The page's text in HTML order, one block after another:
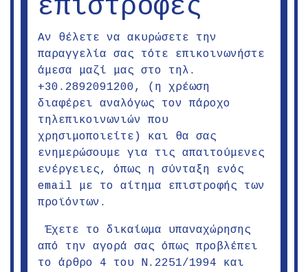
επιστροφές
Αν θέλετε να ακυρώσετε την
παραγγελία σας τότε επικοινωνήστε
άμεσα μαζί μας στο τηλ.
+30.2892091200,
(η χρέωση
διαφέρει αναλόγως τον πάροχο
τηλεπικοινωνιών που
χρησιμοποιείτε) και θα σας
ενημερώσουμε για τις απαιτούμενες
ενέργειες, όπως η σύνταξη ενός
email με το αίτημα επιστροφής των
προϊόντων.
Έχετε το δικαίωμα υπαναχώρησης
από την αγορά σας όπως προβλέπει
το άρθρο 4 του Ν.2251/1994 και